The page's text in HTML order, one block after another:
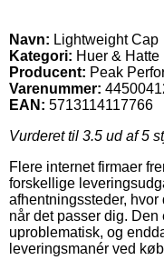
Navn: Lightweight Cap
Kategori: Huer & Hatte
Producent: Peak
Varenummer:
EAN: 5713114117766
Vurderet til 3.5 ud af 5
Flere internet firmaer
forskellige
afhentningssteder,
når det passer dig.
uproblematisk, og
leveringsmanér ved